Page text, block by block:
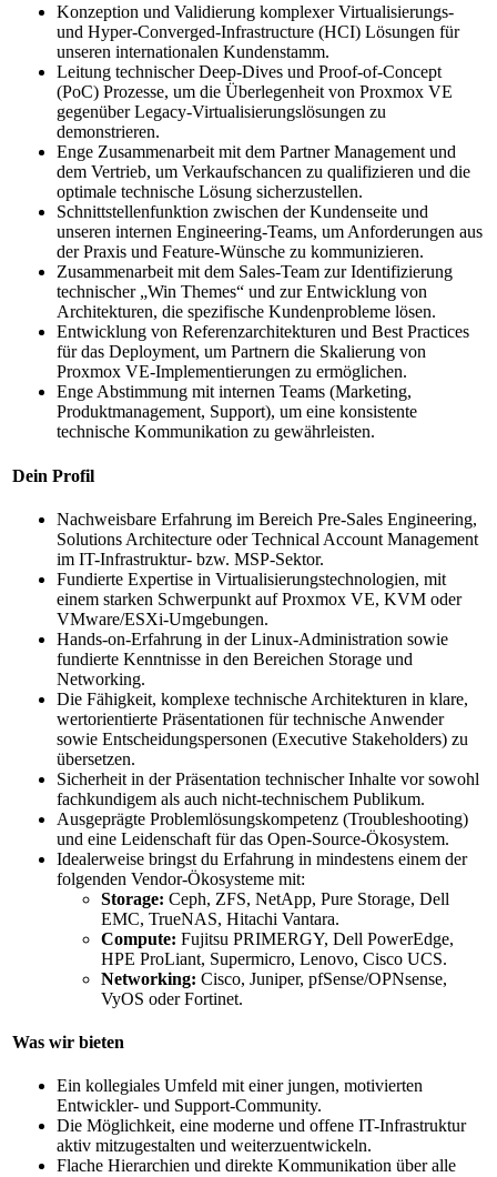
Konzeption und Validierung komplexer Virtualisierungs-
und Hyper-Converged-Infrastructure (HCI) Lösungen für
unseren internationalen Kundenstamm.
Leitung technischer Deep-Dives und Proof-of-Concept
(PoC) Prozesse, um die Überlegenheit von Proxmox VE
gegenüber Legacy-Virtualisierungslösungen zu
demonstrieren.
Enge Zusammenarbeit mit dem Partner Management und
dem Vertrieb, um Verkaufschancen zu qualifizieren und die
optimale technische Lösung sicherzustellen.
Schnittstellenfunktion zwischen der Kundenseite und
unseren internen Engineering-Teams, um Anforderungen aus
der Praxis und Feature-Wünsche zu kommunizieren.
Zusammenarbeit mit dem Sales-Team zur Identifizierung
technischer „Win Themes“ und zur Entwicklung von
Architekturen, die spezifische Kundenprobleme lösen.
Entwicklung von Referenzarchitekturen und Best Practices
für das Deployment, um Partnern die Skalierung von
Proxmox VE-Implementierungen zu ermöglichen.
Enge Abstimmung mit internen Teams (Marketing,
Produktmanagement, Support), um eine konsistente
technische Kommunikation zu gewährleisten.
Dein Profil
Nachweisbare Erfahrung im Bereich Pre-Sales Engineering,
Solutions Architecture oder Technical Account Management
im IT-Infrastruktur- bzw. MSP-Sektor.
Fundierte Expertise in Virtualisierungstechnologien, mit
einem starken Schwerpunkt auf Proxmox VE, KVM oder
VMware/ESXi-Umgebungen.
Hands-on-Erfahrung in der Linux-Administration sowie
fundierte Kenntnisse in den Bereichen Storage und
Networking.
Die Fähigkeit, komplexe technische Architekturen in klare,
wertorientierte Präsentationen für technische Anwender
sowie Entscheidungspersonen (Executive Stakeholders) zu
übersetzen.
Sicherheit in der Präsentation technischer Inhalte vor sowohl
fachkundigem als auch nicht-technischem Publikum.
Ausgeprägte Problemlösungskompetenz (Troubleshooting)
und eine Leidenschaft für das Open-Source-Ökosystem.
Idealerweise bringst du Erfahrung in mindestens einem der
folgenden Vendor-Ökosysteme mit:
Storage: Ceph, ZFS, NetApp, Pure Storage, Dell
EMC, TrueNAS, Hitachi Vantara.
Compute: Fujitsu PRIMERGY, Dell PowerEdge,
HPE ProLiant, Supermicro, Lenovo, Cisco UCS.
Networking: Cisco, Juniper, pfSense/OPNsense,
VyOS oder Fortinet.
Was wir bieten
Ein kollegiales Umfeld mit einer jungen, motivierten
Entwickler- und Support-Community.
Die Möglichkeit, eine moderne und offene IT-Infrastruktur
aktiv mitzugestalten und weiterzuentwickeln.
Flache Hierarchien und direkte Kommunikation über alle